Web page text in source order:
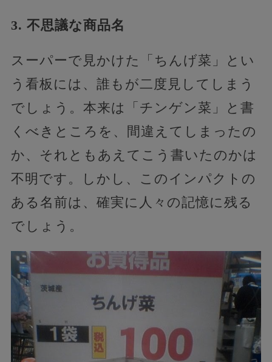
3. 不思議な商品名
スーパーで見かけた「ちんげ菜」とい
う看板には、誰もが二度見してしまう
でしょう。本来は「チンゲン菜」と書
くべきところを、間違えてしまったの
か、それともあえてこう書いたのかは
不明です。しかし、このインパクトの
ある名前は、確実に人々の記憶に残る
でしょう。